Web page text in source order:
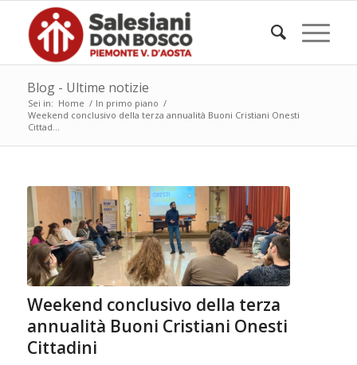
Blog - Ultime notizie
Sei in: Home / In primo piano /
Weekend conclusivo della terza annualità Buoni Cristiani Onesti
Cittad...
Weekend conclusivo della terza
annualità Buoni Cristiani Onesti
Cittadini